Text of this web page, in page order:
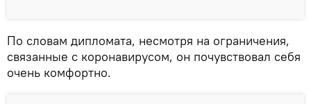
По словам дипломата, несмотря на ограничения,
связанные с коронавирусом, он почувствовал себя
очень комфортно.